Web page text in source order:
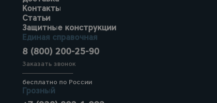
Контакты
Статьи
Защитные конструкции
Единая справочная
8 (800) 200-25-90
Заказать звонок
бесплатно по России
Грозный